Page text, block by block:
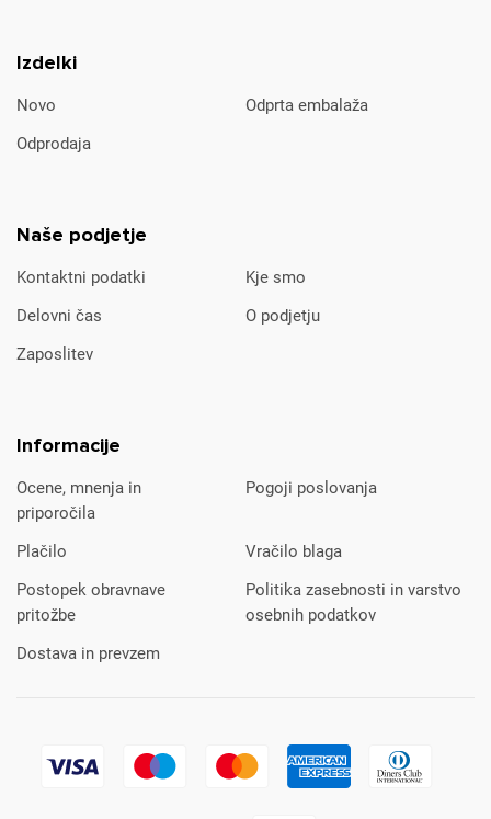
Izdelki
Novo
Odprta embalaža
Odprodaja
Naše podjetje
Kontaktni podatki
Kje smo
Delovni čas
O podjetju
Zaposlitev
Informacije
Ocene, mnenja in
priporočila
Pogoji poslovanja
Plačilo
Vračilo blaga
Postopek obravnave
pritožbe
Politika zasebnosti in varstvo
osebnih podatkov
Dostava in prevzem